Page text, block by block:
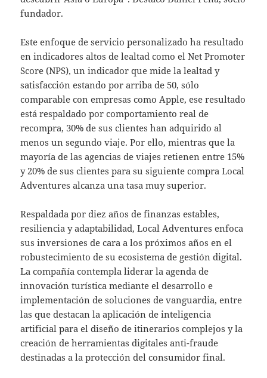
fundador.
Este enfoque de servicio personalizado ha resultado
en indicadores altos de lealtad como el Net Promoter
Score (NPS), un indicador que mide la lealtad y
satisfacción estando por arriba de 50, sólo
comparable con empresas como Apple, ese resultado
está respaldado por comportamiento real de
recompra, 30% de sus clientes han adquirido al
menos un segundo viaje. Por ello, mientras que la
mayoría de las agencias de viajes retienen entre 15%
y 20% de sus clientes para su siguiente compra Local
Adventures alcanza una tasa muy superior.
Respaldada por diez años de finanzas estables,
resiliencia y adaptabilidad, Local Adventures enfoca
sus inversiones de cara a los próximos años en el
robustecimiento de su ecosistema de gestión digital.
La compañía contempla liderar la agenda de
innovación turística mediante el desarrollo e
implementación de soluciones de vanguardia, entre
las que destacan la aplicación de inteligencia
artificial para el diseño de itinerarios complejos y la
creación de herramientas digitales anti-fraude
destinadas a la protección del consumidor final.